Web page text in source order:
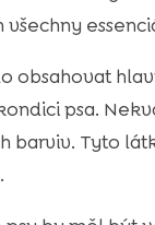
obsahovat
psa.
barviv. Tyto